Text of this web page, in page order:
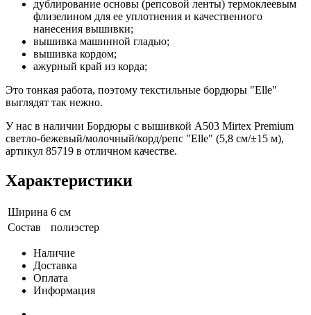
дублирование основы (репсовой ленты) термоклеевым
флизелином для ее уплотнения и качественного
нанесения вышивки;
вышивка машинной гладью;
вышивка кордом;
ажурный край из корда;
Это тонкая работа, поэтому текстильные бордюры "Elle"
выглядят так нежно.
У нас в наличии Бордюры с вышивкой A503 Mirtex Premium
светло-бежевый/молочный/корд/репс "Elle" (5,8 см/±15 м),
артикул 85719 в отличном качестве.
Характеристики
Ширина 6 см
Состав
полиэстер
Наличие
Доставка
Оплата
Информация